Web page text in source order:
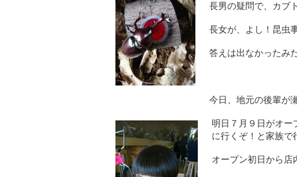
長男の疑問で、カブ
長女が、よし！昆虫
答えは出なかったみ
今日、地元の後輩が
明日７月９日がオー
に行くぞ！と家族で
オープン初日から店